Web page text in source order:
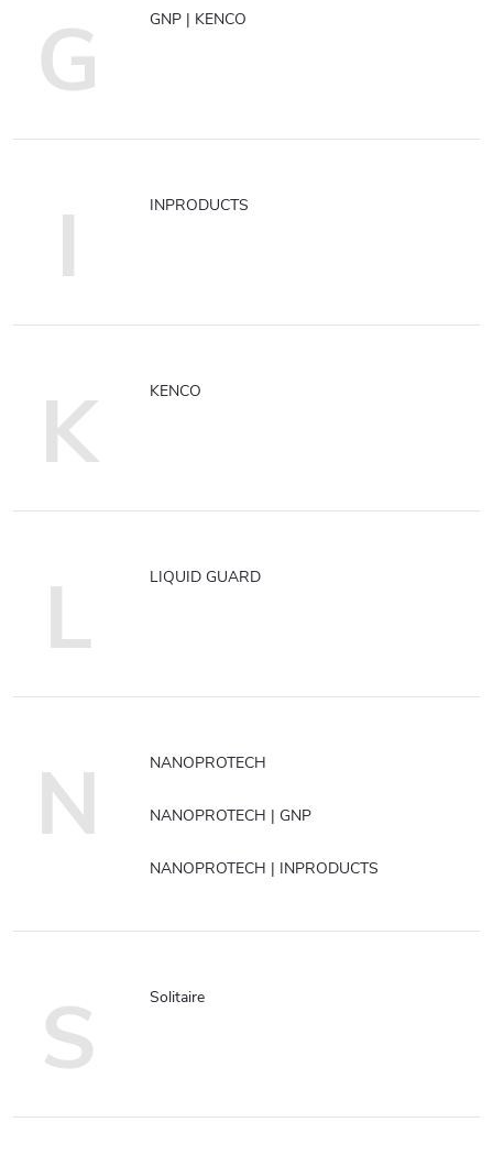
G GNP | KENCO
I INPRODUCTS
K KENCO
L LIQUID GUARD
N NANOPROTECH
NANOPROTECH | GNP
NANOPROTECH | INPRODUCTS
S Solitaire